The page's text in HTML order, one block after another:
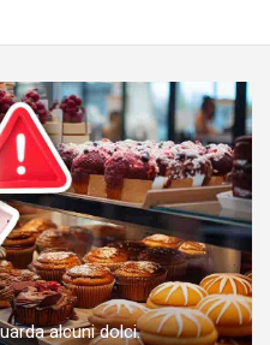
alcuni dolci.